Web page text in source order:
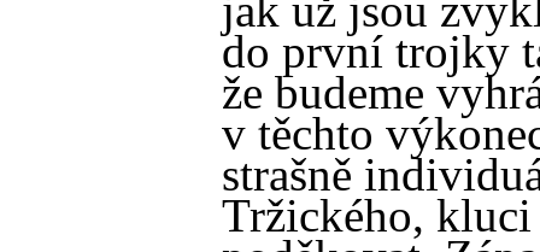
do první trojky
že budeme
v těchto
strašně
Tržického,